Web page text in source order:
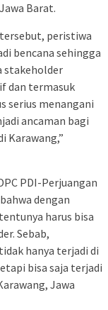
Barat.
peristiwa
bencana sehingga
stakeholder
dan termasuk
serius menangani
ancaman bagi
Karawang,”
PDI-Perjuangan
dengan
harus bisa
Sebab,
hanya terjadi di
bisa saja terjadi
Jawa